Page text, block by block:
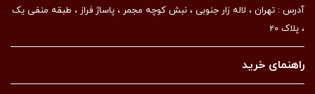
آدرس : تهران ، لاله زار جنوبی ، نبش کوچه مجمر ، پاساژ فراز ، طبقه منفی یک
، پلاک 20
راهنمای خرید